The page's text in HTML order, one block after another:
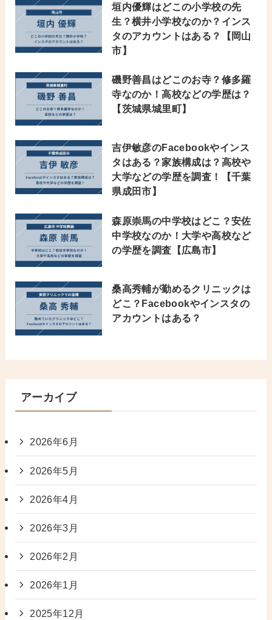
垣内優輝はどこの小学校の先
生？横井小学校なのか？インス
タのアカウントはある？【岡山
市】
磯野善昌はどこのお寺？修多羅
寺なのか！高校などの学歴は？
【茨城県城里町】
吉伊敏彦のFacebookやインス
タはある？家族構成は？高校や
大学などの学歴を調査！【千葉
県成田市】
森原崇馬の中学校はどこ？安佐
中学校なのか！大学や高校など
の学歴を調査【広島市】
桑高秀輔が勤めるクリニックは
どこ？Facebookやインスタの
アカウントはある？
アーカイブ
2026年6月
2026年5月
2026年4月
2026年3月
2026年2月
2026年1月
2025年12月